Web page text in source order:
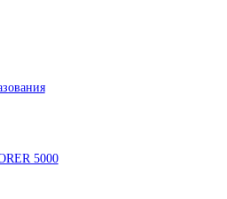
условий окружающей среды
оборудования
для оборудования по контролю
покрытий
покрытий
степени измельчения
вязкости и текучести
плотности
времени высыхания и